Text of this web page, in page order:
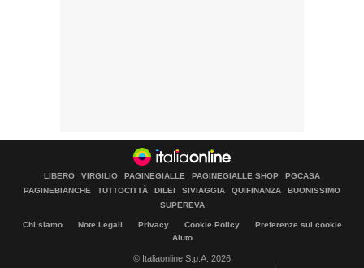
LIBERO VIRGILIO PAGINEGIALLE PAGINEGIALLE SHOP
PGCASA
PAGINEBIANCHE
TUTTOCITTÀ DILEI SIVIAGGIA QUIFINANZA
BUONISSIMO
SUPEREVA
Chi siamo Note Legali Privacy Cookie Policy
Preferenze sui cookie
Aiuto
© Italiaonline S.p.A. 2026